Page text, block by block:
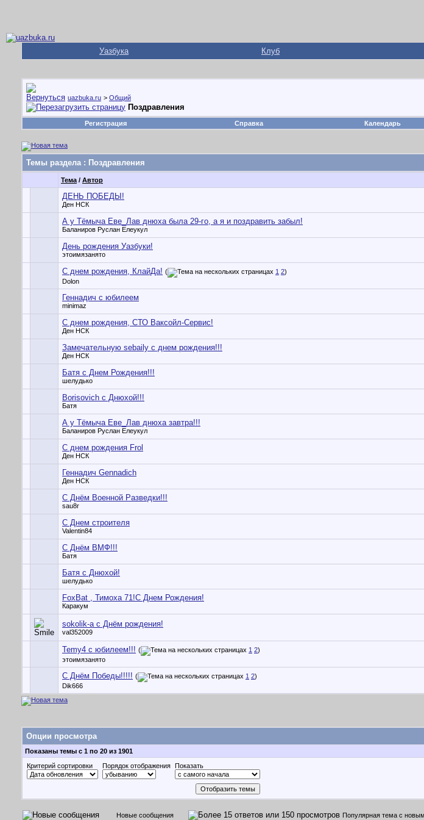
Уазбука Клуб
uazbuka.ru > Общий
Поздравления
Регистрация Справка Календарь
Темы раздела: Поздравления
Тема / Автор
ДЕНЬ ПОБЕДЫ!
Ден НСК
А у Тёмыча Еве_Лав днюха была 29-го, а я и поздравить забыл!
Баланиров Руслан Елеукул
День рождения Уазбуки!
этоимязанято
С днем рождения, КлайДа! ( 1 2)
Dolon
Геннадич с юбилеем
minimaz
С днем рождения, СТО Ваксойл-Сервис!
Ден НСК
Замечательную sebaily с днем рождения!!!
Ден НСК
Батя с Днем Рождения!!!
шелудько
Borisovich с Днюхой!!!
Батя
А у Тёмыча Еве_Лав днюха завтра!!!
Баланиров Руслан Елеукул
C днем рождения Frol
Ден НСК
Геннадич Gennadich
Ден НСК
С Днём Военной Разведки!!!
sau8r
С Днем строителя
Valentin84
С Днём ВМФ!!!
Батя
Батя с Днюхой!
шелудько
FoxBat , Тимоха 71!С Днем Рождения!
Каракум
sokolik-а с Днём рождения!
val352009
Temy4 с юбилеем!!! ( 1 2)
этоимязанято
С Днём Победы!!!!! ( 1 2)
Dik666
Опции просмотра
Показаны темы с 1 по 20 из 1901
Критерий сортировки
Порядок отображения Показать
Новые сообщения Популярная тема с